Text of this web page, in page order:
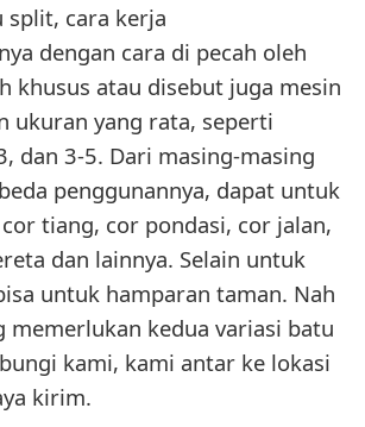
split, cara kerja
dengan cara di pecah oleh
khusus atau disebut juga mesin
ukuran yang rata, seperti
dan 3-5. Dari masing-masing
penggunannya, dapat untuk
tiang, cor pondasi, cor jalan,
dan lainnya. Selain untuk
untuk hamparan taman. Nah
memerlukan kedua variasi batu
kami, kami antar ke lokasi
kirim.